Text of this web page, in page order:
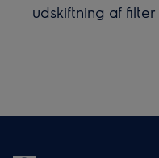
udskiftning af filter